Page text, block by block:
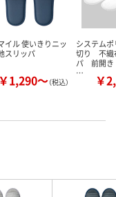
イル 使いきりニッ
スリッパ
￥1,290～（税込）
システム
切り 不織
パ 前開
…
￥